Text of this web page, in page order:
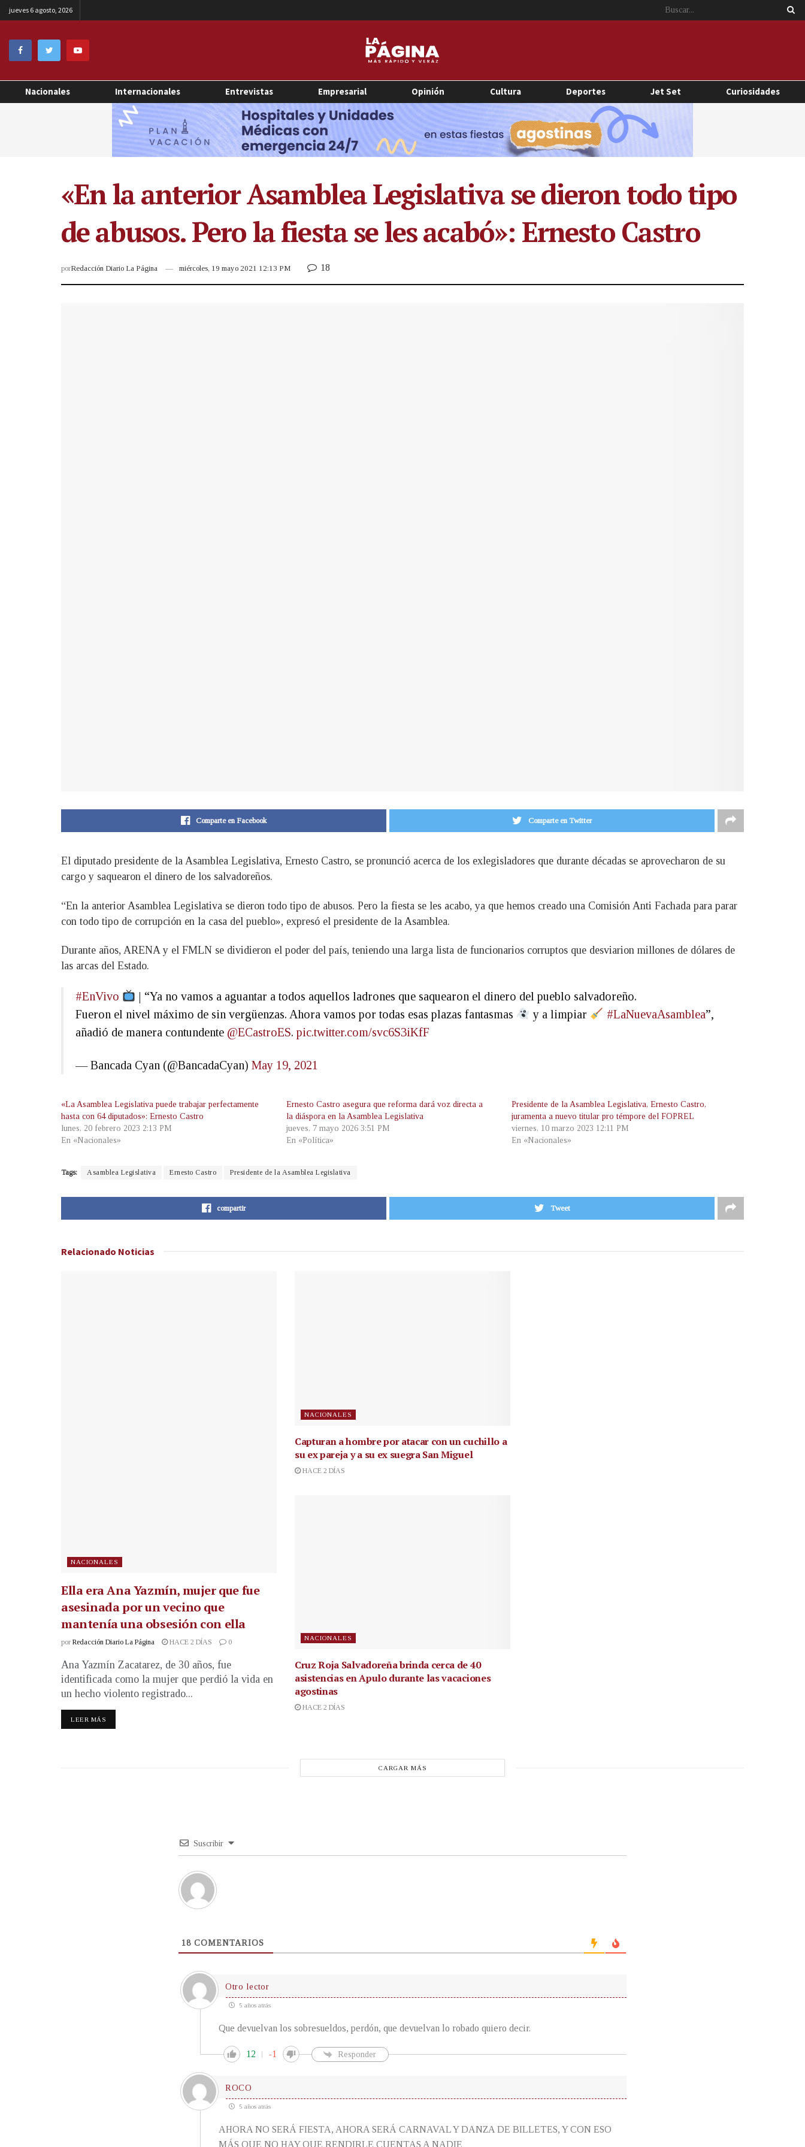
jueves 6 agosto, 2026
Nacionales Internacionales Entrevistas Empresarial Opinión Cultura Deportes Jet Set Curiosidades
«En la anterior Asamblea Legislativa se dieron todo tipo
de abusos. Pero la fiesta se les acabó»: Ernesto Castro
porRedacción Diario La Página miércoles, 19 mayo 2021 12:13 PM 18
Comparte en Facebook Comparte en Twitter
El diputado presidente de la Asamblea Legislativa, Ernesto Castro, se pronunció acerca de los exlegisladores que durante décadas se aprovecharon de su
cargo y saquearon el dinero de los salvadoreños.
“En la anterior Asamblea Legislativa se dieron todo tipo de abusos. Pero la fiesta se les acabo, ya que hemos creado una Comisión Anti Fachada para parar
con todo tipo de corrupción en la casa del pueblo», expresó el presidente de la Asamblea.
Durante años, ARENA y el FMLN se dividieron el poder del país, teniendo una larga lista de funcionarios corruptos que desviarion millones de dólares de
las arcas del Estado.
#EnVivo
| “Ya no vamos a aguantar a todos aquellos ladrones que saquearon el dinero del pueblo salvadoreño.
Fueron el nivel máximo de sin vergüenzas. Ahora vamos por todas esas plazas fantasmas
y a limpiar #LaNuevaAsamblea”,
añadió de manera contundente @ECastroES. pic.twitter.com/svc6S3iKfF
— Bancada Cyan (@BancadaCyan) May 19, 2021
«La Asamblea Legislativa puede trabajar perfectamente
hasta con 64 diputados»: Ernesto Castro
lunes, 20 febrero 2023 2:13 PM
En «Nacionales»
Ernesto Castro asegura que reforma dará voz directa a
la diáspora en la Asamblea Legislativa
jueves, 7 mayo 2026 3:51 PM
En «Política»
Presidente de la Asamblea Legislativa, Ernesto Castro,
juramenta a nuevo titular pro témpore del FOPREL
viernes, 10 marzo 2023 12:11 PM
En «Nacionales»
Tags: Asamblea Legislativa Ernesto Castro Presidente de la Asamblea Legislativa
compartir Tweet
Relacionado Noticias
NACIONALES
Ella era Ana Yazmín, mujer que fue
asesinada por un vecino que
mantenía una obsesión con ella
por Redacción Diario La Página HACE 2 DÍAS 0
Ana Yazmín Zacatarez, de 30 años, fue
identificada como la mujer que perdió la vida en
un hecho violento registrado...
LEER MÁS
NACIONALES
Capturan a hombre por atacar con un cuchillo a
su ex pareja y a su ex suegra San Miguel
HACE 2 DÍAS
NACIONALES
Cruz Roja Salvadoreña brinda cerca de 40
asistencias en Apulo durante las vacaciones
agostinas
HACE 2 DÍAS
CARGAR MÁS
Suscribir
18 COMENTARIOS
Otro lector
5 años atrás
Que devuelvan los sobresueldos, perdón, que devuelvan lo robado quiero decir.
12 -1 Responder
ROCO
5 años atrás
AHORA NO SERÁ FIESTA, AHORA SERÁ CARNAVAL Y DANZA DE BILLETES, Y CON ESO
MÁS QUE NO HAY QUE RENDIRLE CUENTAS A NADIE